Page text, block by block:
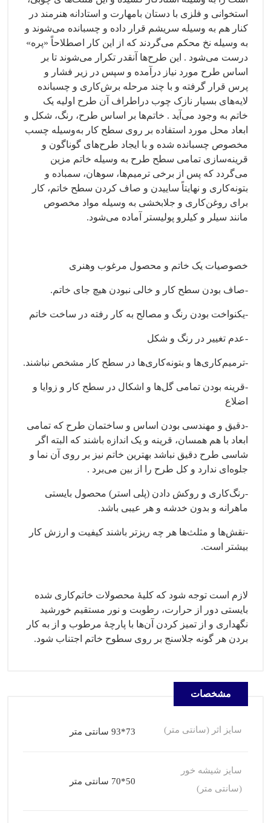
استخوانی و فلزی با دستان بامهارت و استادانه هنرمند در
کنار هم به وسیله سریشم قرار داده و چسبانده می‌شوند و
به وسیله نخ محکم می‌گردند که از این کار اصطلاحاً «پره»
درست می‌شود . این طرح‌ها آنقدر تکرار می‌شوند تا بر
اساس طرح مورد نیاز درآمده و سپس در زیر فشار و
پرس قرار گرفته و با چند مرحله برش‌کاری و چسبانده
لایه‌های بسیار نازک چوب دراطراف آن طرح اولیه یک
خاتم به وجود می‌آید . خاتم‌ها بر اساس طرح، رنگ، شکل و
ابعاد محل مورد استفاده بر روی سطح کار به‌وسیله چسب
مخصوص چسبانده شده و با ایجاد طرح‌های گوناگون و
قرینه‌سازی تمامی سطح طرح به وسیله خاتم مزین
می‌گردد که پس از برخی ترمیم‌ها، سوهان، سمباده و
بتونه‌کاری و نهایتاً ساییدن و صاف کردن سطح خاتم، کار
برای روغن‌کاری و جلابخشی به وسیله مواد مخصوص
مانند سیلر و کیلرو پولیستر آماده می‌شود.
خصوصیات یک خاتم و محصول مرغوب وهنری
-صاف بودن سطح کار و خالی نبودن هیچ جای خاتم.
-یکنواخت بودن رنگ و مصالح به کار رفته در ساخت خاتم
-عدم تغییر در رنگ و شکل
-ترمیم‌کاری‌ها و بتونه‌کاری‌ها در سطح کار مشخص نباشند.
-قرینه بودن تمامی گل‌ها و اشکال در سطح کار و زوایا و
اضلاع
-دقیق و مهندسی بودن اساس و ساختمان طرح که تمامی
ابعاد با هم همسان، قرینه و یک اندازه باشند که البته اگر
شاسی طرح دقیق نباشد بهترین خاتم نیز بر روی آن نما و
جلوه‌ای ندارد و کل طرح را از بین می‌برد .
-رنگ‌کاری و روکش دادن (پلی استر) محصول بایستی
ماهرانه و بدون خدشه و هر عیبی باشد.
-نقش‌ها و مثلث‌ها هر چه ریزتر باشند کیفیت و ارزش کار
بیشتر است.
لازم است توجه شود که کلیهٔ محصولات خاتم‌کاری شده
بایستی دور از حرارت، رطوبت و نور مستقیم خورشید
نگهداری و از تمیز کردن آن‌ها با پارچهٔ مرطوب و از به کار
بردن هر گونه جلاسنج بر روی سطوح خاتم اجتناب شود.
مشخصات
سایز اثر (سانتی متر) 73*93 سانتی متر
سایز شیشه خور
(سانتی متر)
50*70 سانتی متر